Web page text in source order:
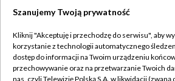
TVP
Abonament TVP
Regulamin TVP
Szanujemy Twoją prywatność
Kliknij "Akceptuję i przechodzę do serwisu", aby
korzystanie z technologii automatycznego
dostęp do informacji na Twoim urządzeniu
przechowywanie oraz na przetwarzanie Twoich
nas, czyli Telewizję Polską S.A. w likwidacji (zwaną